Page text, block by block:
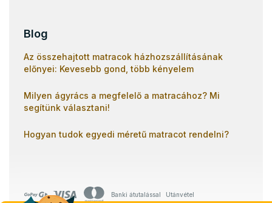
Blog
Az összehajtott matracok házhozszállításának
előnyei: Kevesebb gond, több kényelem
Milyen ágyrács a megfelelő a matracához? Mi
segítünk választani!
Hogyan tudok egyedi méretű matracot rendelni?
Banki átutalással Utánvétel